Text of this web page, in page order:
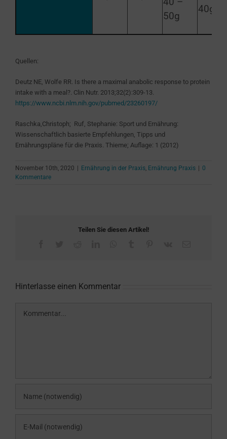
50g
40g
Quellen:
Deutz NE, Wolfe RR. Is there a maximal anabolic response to protein
intake with a meal?. Clin Nutr. 2013;32(2):309-13.
https://www.ncbi.nlm.nih.gov/pubmed/23260197/
Raschka,Christoph; Ruf, Stephanie: Sport und Ernährung:
Wissenschaftlich basierte Empfehlungen, Tipps und
Ernährungspläne für die Praxis. Thieme; Auflage: 1 (2012)
November 10th, 2020 Ernährung in der Praxis, Ernährung Praxis
0
Kommentare
Teilen Sie diesen Artikel!
Hinterlasse einen Kommentar